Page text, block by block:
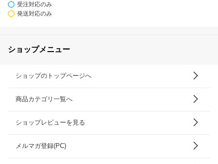
受注対応のみ
発送対応のみ
ショップメニュー
ショップのトップページへ
商品カテゴリ一覧へ
ショップレビューを見る
メルマガ登録(PC)